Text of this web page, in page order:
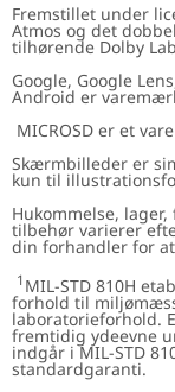
Fremstillet under
Atmos og det
tilhørende Dolby
Google, Google
Android er
MICROSD er et
Skærmbilleder er
kun til
Hukommelse,
tilbehør varierer
din forhandler for
1 MIL-STD 810H
forhold til
laboratorieforhold.
fremtidig ydeevne
indgår i MIL-STD
standardgaranti.